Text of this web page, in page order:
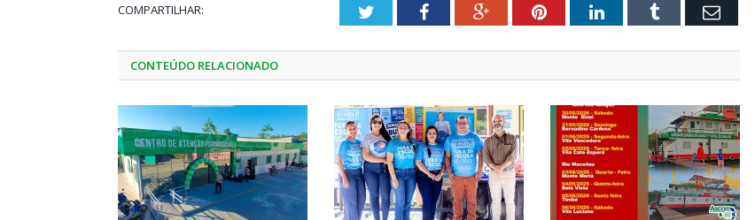
COMPARTILHAR: TwitterFacebookGoogle+PinterestLinkedInTumblr Email
CONTEÚDO RELACIONADO